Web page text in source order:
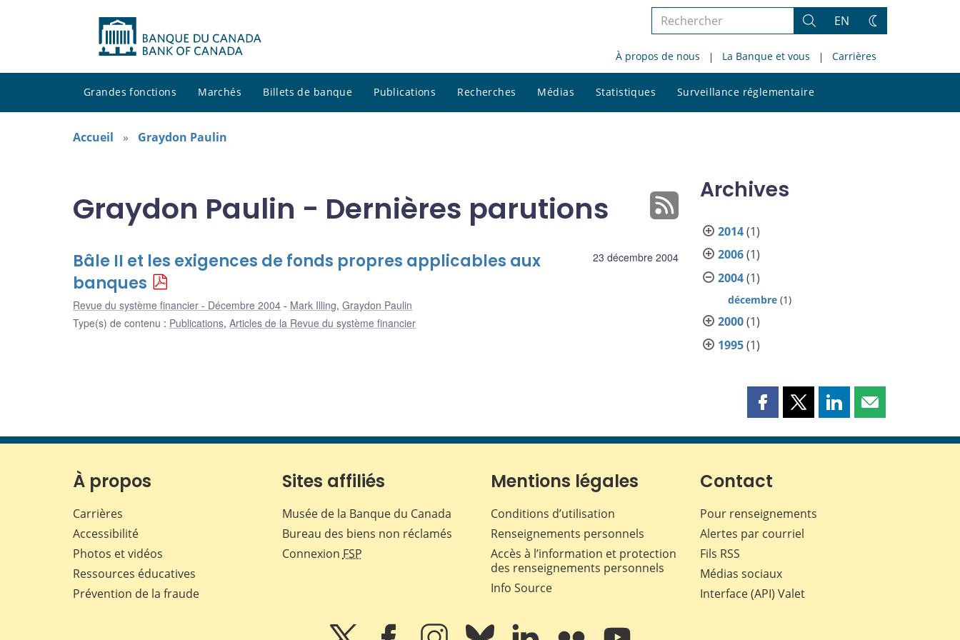
Rechercher
le
site
Rechercher
EN
Changez
thème
À propos de nous La Banque et vous Carrières
Grandes fonctions Marchés Billets de banque Publications Recherches Médias Statistiques Surveillance réglementaire
le
Accueil Graydon Paulin
Graydon Paulin - Dernières parutions
23 décembre 2004
Bâle II et les exigences de fonds propres applicables aux
banques
Revue du système financier - Décembre 2004 Mark Illing, Graydon Paulin
Type(s) de contenu : Publications, Articles de la Revue du système financier
Archives
2014(1)
2006(1)
2004(1)
décembre (1)
2000(1)
1995(1)
Partager
page
Facebook
Partager
page
Partager
page
Partager
page
À propos
Carrières
Accessibilité
Photos et vidéos
Ressources éducatives
Prévention de la fraude
Sites affiliés
Musée de la Banque du Canada
Bureau des biens non réclamés
Connexion FSP
Mentions légales
Conditions d’utilisation
Renseignements personnels
Accès à l’information et protection
des renseignements personnels
Info Source
Contact
Pour renseignements
Alertes par courriel
Fils RSS
Médias sociaux
Interface (API) Valet